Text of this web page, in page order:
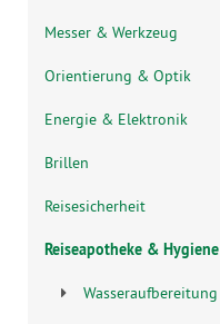
Messer & Werkzeug
Orientierung & Optik
Energie & Elektronik
Brillen
Reisesicherheit
Reiseapotheke & Hygiene
Wasseraufbereitung